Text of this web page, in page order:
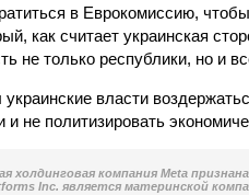
в Еврокомиссию,
как считает украинская
не только республики, но и
власти
не политизировать
холдинговая компания Meta признана
Inc. является материнской